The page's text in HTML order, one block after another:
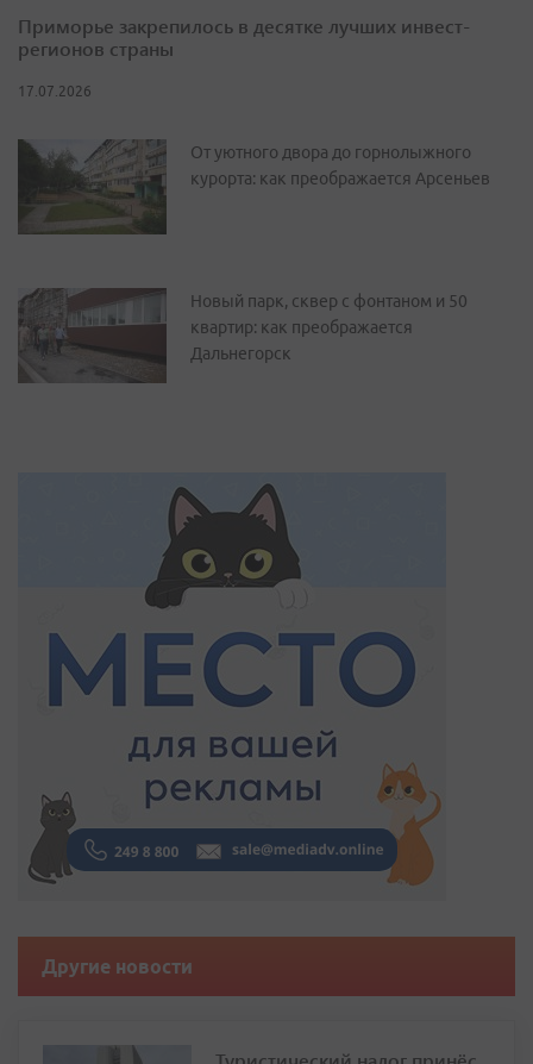
Приморье закрепилось в десятке лучших инвест-
регионов страны
17.07.2026
От уютного двора до горнолыжного
курорта: как преображается Арсеньев
Новый парк, сквер с фонтаном и 50
квартир: как преображается
Дальнегорск
Другие новости